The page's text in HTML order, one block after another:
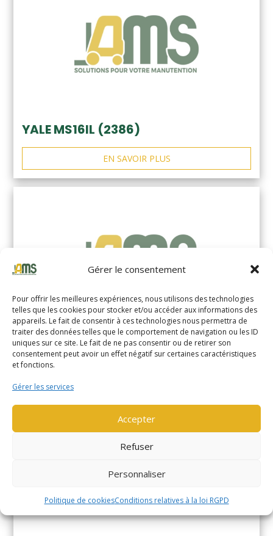
Gérer le consentement
Pour offrir les meilleures expériences, nous utilisons des technologies
telles que les cookies pour stocker et/ou accéder aux informations des
appareils. Le fait de consentir à ces technologies nous permettra de
traiter des données telles que le comportement de navigation ou les ID
uniques sur ce site. Le fait de ne pas consentir ou de retirer son
consentement peut avoir un effet négatif sur certaines caractéristiques
et fonctions.
Gérer les services
Accepter
Refuser
Personnaliser
Politique de cookiesConditions relatives à la loi RGPD
YALE MS16IL (2386)
EN SAVOIR PLUS
YALE MS14XIL (2510)